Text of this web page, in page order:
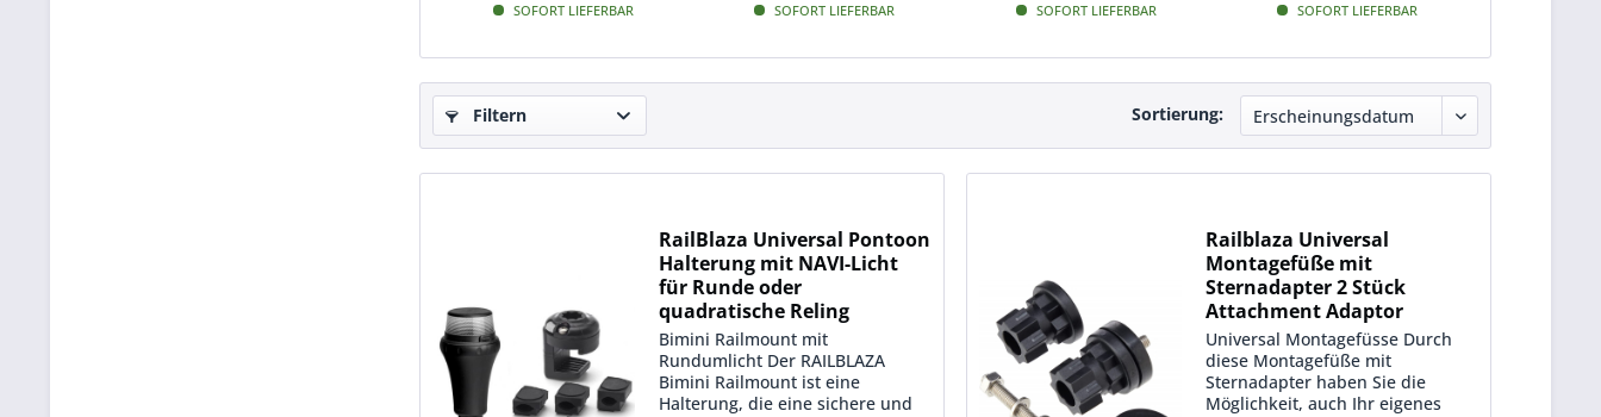
SOFORT LIEFERBAR SOFORT LIEFERBAR SOFORT LIEFERBAR SOFORT LIEFERBAR
Filtern Sortierung:
RailBlaza Universal Pontoon
Halterung mit NAVI-Licht
für Runde oder
quadratische Reling
Bimini Railmount mit
Rundumlicht Der RAILBLAZA
Bimini Railmount ist eine
Halterung, die eine sichere und
Railblaza Universal
Montagefüße mit
Sternadapter 2 Stück
Attachment Adaptor
Universal Montagefüsse Durch
diese Montagefüße mit
Sternadapter haben Sie die
Möglichkeit, auch Ihr eigenes